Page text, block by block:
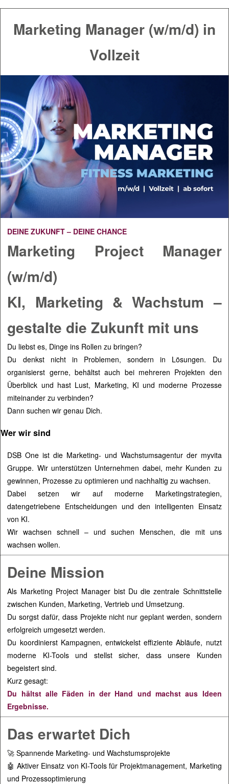
Marketing Manager (w/m/d) in
Vollzeit
DEINE ZUKUNFT – DEINE CHANCE
Marketing Project Manager
(w/m/d)
KI, Marketing & Wachstum –
gestalte die Zukunft mit uns
Du liebst es, Dinge ins Rollen zu bringen?
Du denkst nicht in Problemen, sondern in Lösungen. Du
organisierst gerne, behältst auch bei mehreren Projekten den
Überblick und hast Lust, Marketing, KI und moderne Prozesse
miteinander zu verbinden?
Dann suchen wir genau Dich.
Wer wir sind
DSB One ist die Marketing- und Wachstumsagentur der myvita
Gruppe. Wir unterstützen Unternehmen dabei, mehr Kunden zu
gewinnen, Prozesse zu optimieren und nachhaltig zu wachsen.
Dabei setzen wir auf moderne Marketingstrategien,
datengetriebene Entscheidungen und den intelligenten Einsatz
von KI.
Wir wachsen schnell – und suchen Menschen, die mit uns
wachsen wollen.
Deine Mission
Als Marketing Project Manager bist Du die zentrale Schnittstelle
zwischen Kunden, Marketing, Vertrieb und Umsetzung.
Du sorgst dafür, dass Projekte nicht nur geplant werden, sondern
erfolgreich umgesetzt werden.
Du koordinierst Kampagnen, entwickelst effiziente Abläufe, nutzt
moderne KI-Tools und stellst sicher, dass unsere Kunden
begeistert sind.
Kurz gesagt:
Du hältst alle Fäden in der Hand und machst aus Ideen
Ergebnisse.
Das erwartet Dich
🚀 Spannende Marketing- und Wachstumsprojekte
🤖 Aktiver Einsatz von KI-Tools für Projektmanagement, Marketing
und Prozessoptimierung